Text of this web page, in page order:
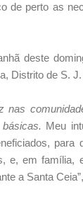
de perto as
deste
Distrito de S.
nas
Meu
e, em família,
a Santa